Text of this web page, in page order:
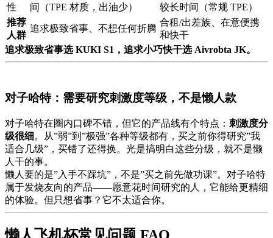
性
间（TPE 材质，出油少）
较长时间（常规 TPE）
推荐
人群
追求极致省事、不想任何折腾
合租/出差族、在意便携
和快干
追求极致省事选 KUKI S1，追求小巧快干选 Aivrobta JK。
对子哈特：需要研究刺激度等级，不是懒人款
对子哈特在圈内口碑不错，但它的产品线有个特点： 刺激度分
级很细 。从”弱”到”极强”各种等级都有，买之前你得研究”我
适合几级”，买错了还得换。光是搞明白这些分级，就不是懒
人干的事。
懒人要的是”入手不踩坑”，不是”买之前先做功课”。对子哈特
属于发烧友向的产品——愿意花时间研究的人，它能给更精细
的体验。但只想省事？它不太适合你。
懒人飞机杯常见问题 FAQ